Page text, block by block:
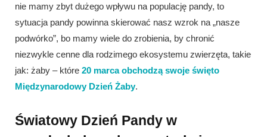
nie mamy zbyt dużego wpływu na populację pandy, to
sytuacja pandy powinna skierować nasz wzrok na „nasze
podwórko”, bo mamy wiele do zrobienia, by chronić
niezwykle cenne dla rodzimego ekosystemu zwierzęta, takie
jak: żaby – które 20 marca obchodzą swoje święto
Międzynarodowy Dzień Żaby.
Światowy Dzień Pandy w